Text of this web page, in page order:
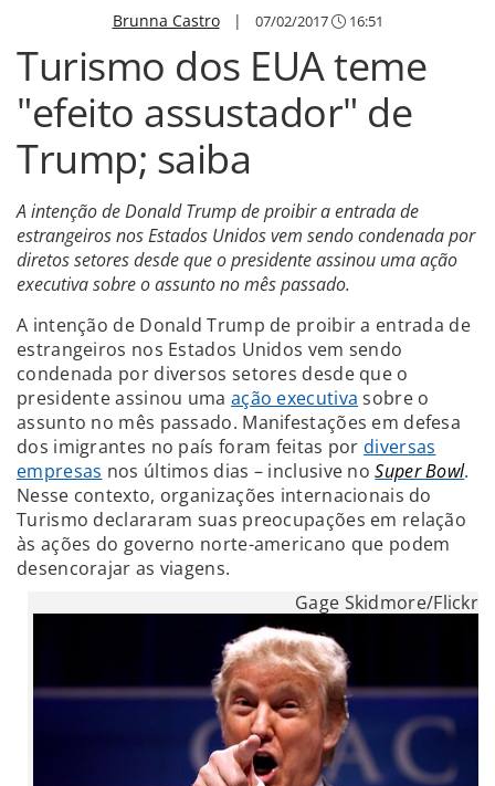
Brunna Castro| 07/02/2017 16:51
Turismo dos EUA teme
"efeito assustador" de
Trump; saiba
A intenção de Donald Trump de proibir a entrada de
estrangeiros nos Estados Unidos vem sendo condenada por
diretos setores desde que o presidente assinou uma ação
executiva sobre o assunto no mês passado.
A intenção de Donald Trump de proibir a entrada de
estrangeiros nos Estados Unidos vem sendo
condenada por diversos setores desde que o
presidente assinou uma ação executiva sobre o
assunto no mês passado. Manifestações em defesa
dos imigrantes no país foram feitas por diversas
empresas nos últimos dias – inclusive noSuper Bowl.
Nesse contexto, organizações internacionais do
Turismo declararam suas preocupações em relação
às ações do governo norte-americano que podem
desencorajar as viagens.
Gage Skidmore/Flickr